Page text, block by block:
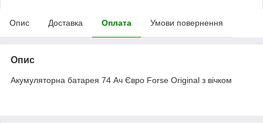
Опис Доставка Оплата Умови повернення
Опис
Акумуляторна батарея 74 Ач Євро Forse Original з вічком